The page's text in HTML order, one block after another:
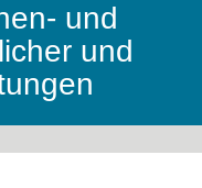
und
und